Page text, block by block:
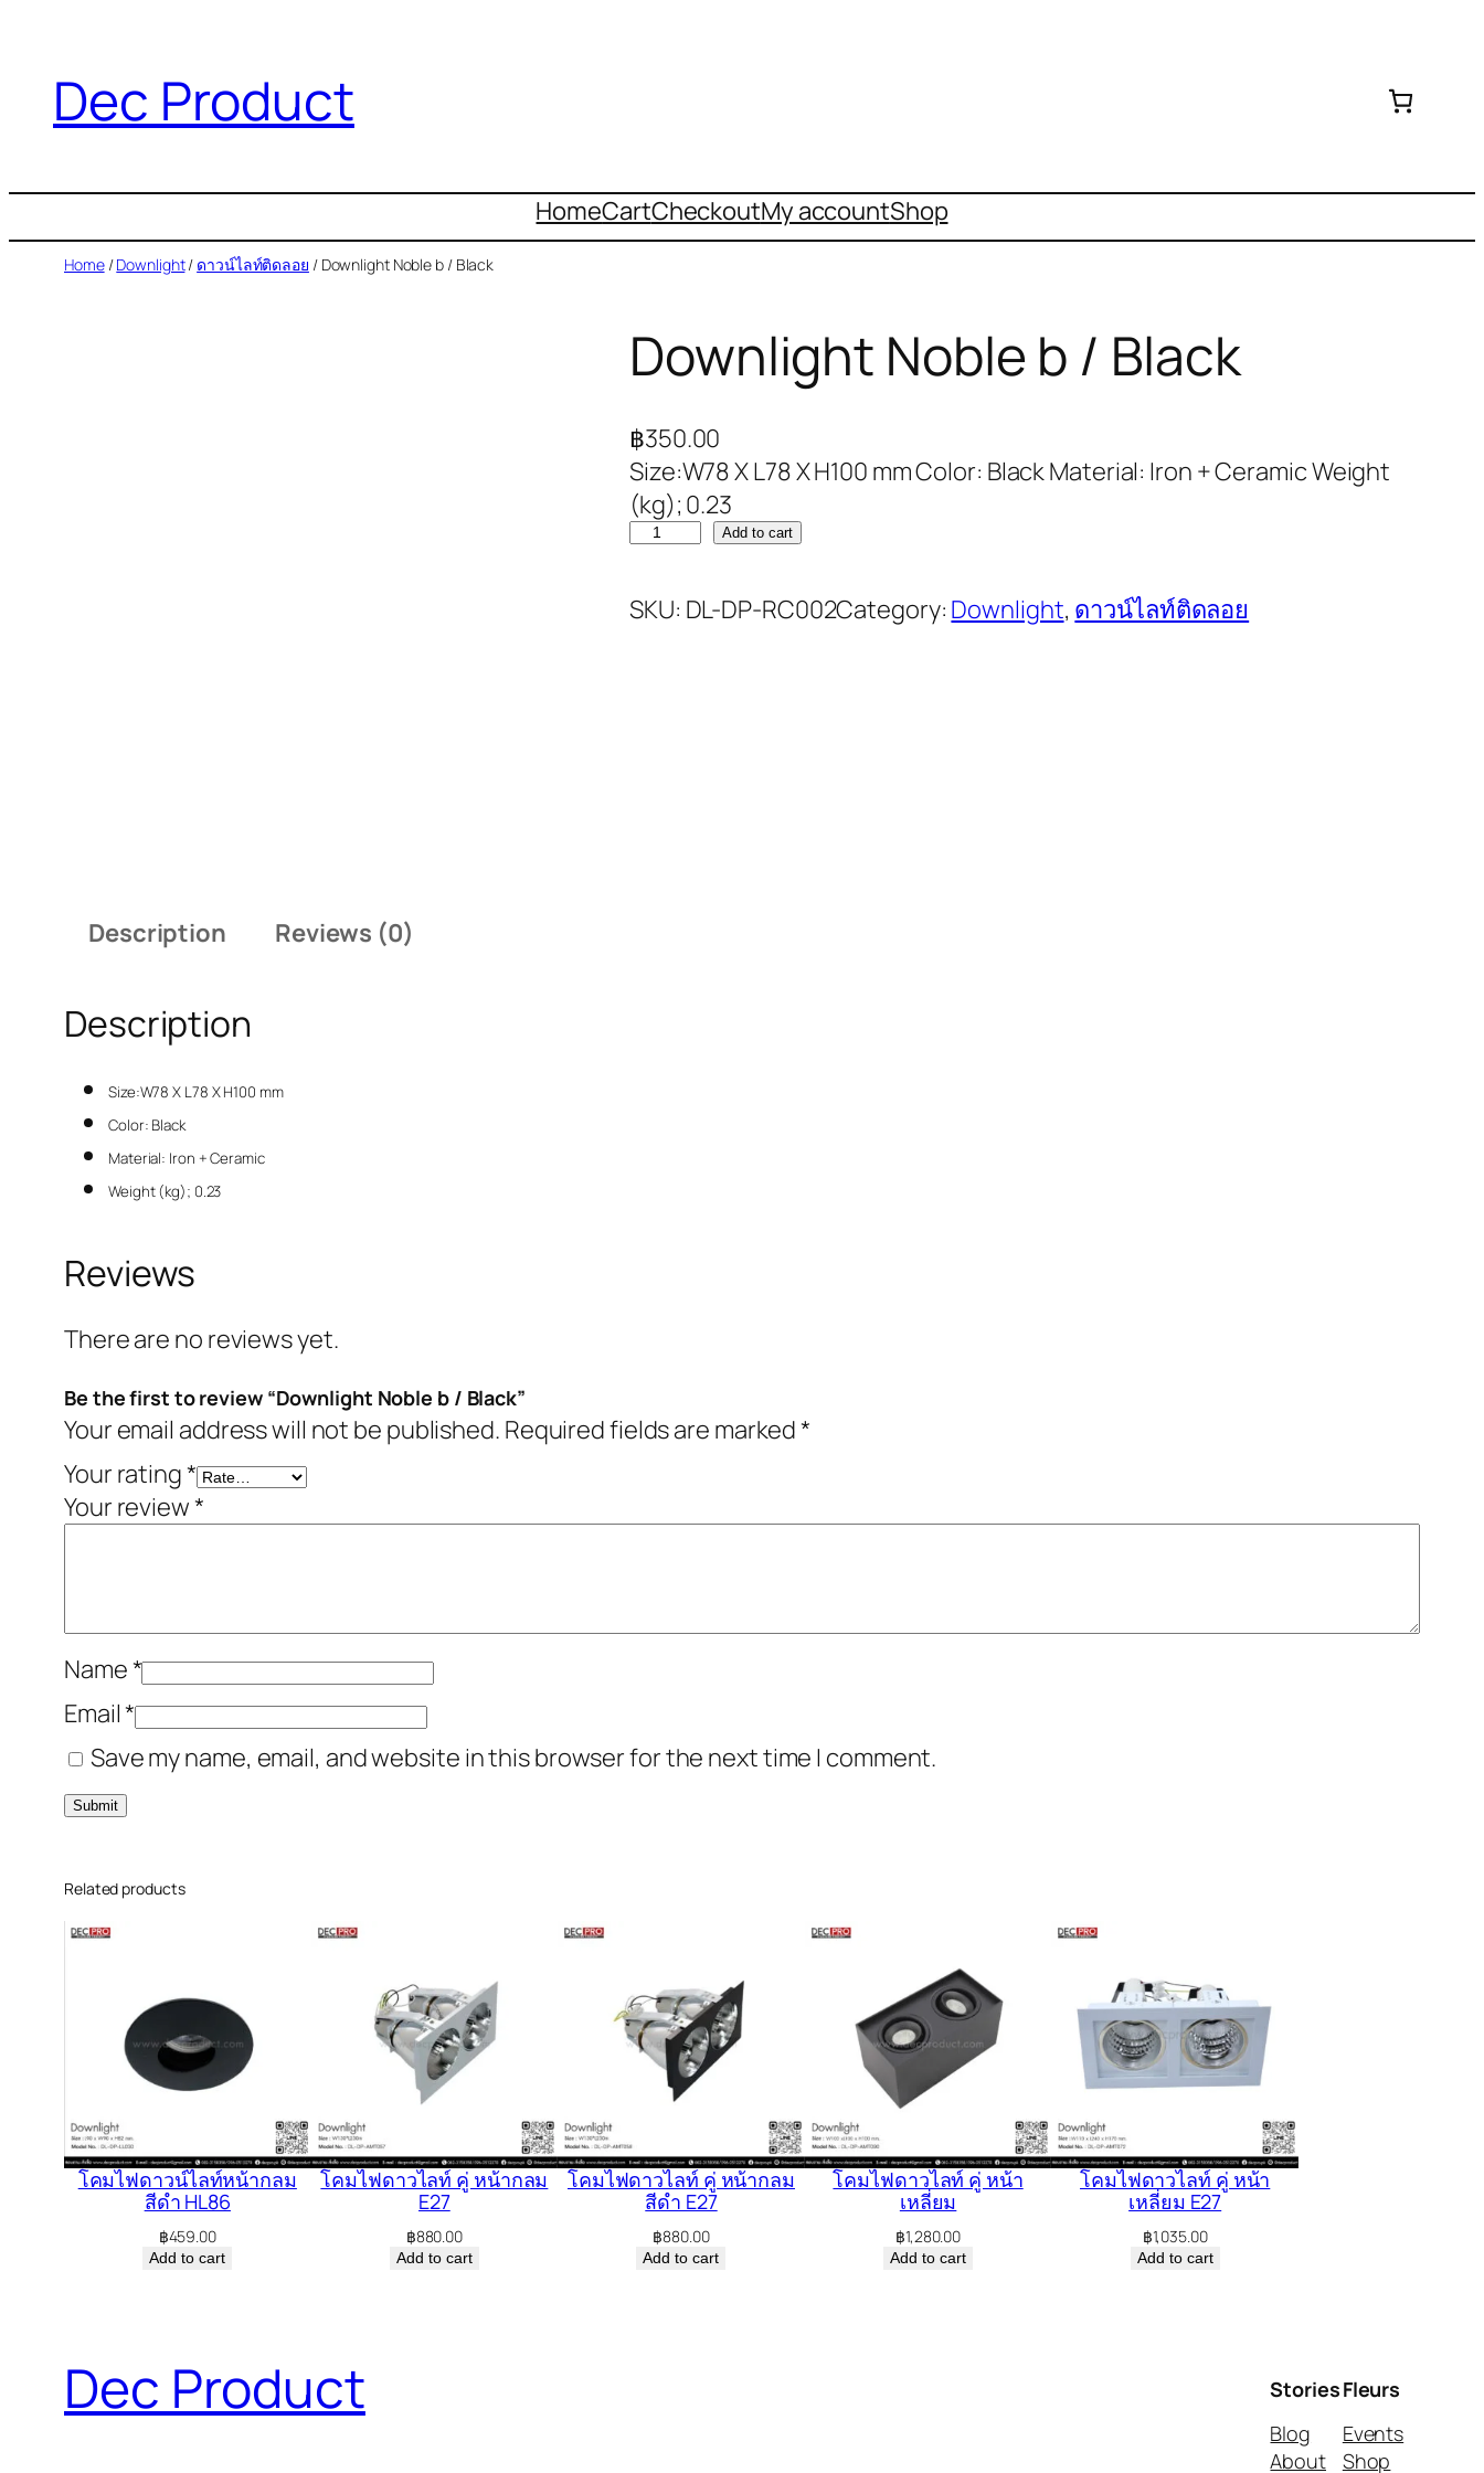
Dec Product
HomeCartCheckoutMy accountShop
Home/Downlight/ ดาวน์ไลท์ติดลอย / Downlight Noble b / Black
Downlight Noble b / Black
฿350.00
Size:W78 X L78 X H100 mm Color: Black Material: Iron + Ceramic Weight
(kg); 0.23
Add to cart
SKU: DL-DP-RC002Category: Downlight, ดาวน์ไลท์ติดลอย
Description Reviews (0)
Description
Size:W78 X L78 X H100 mm
Color: Black
Material: Iron + Ceramic
Weight (kg); 0.23
Reviews
There are no reviews yet.
Be the first to review “Downlight Noble b / Black”
Your email address will not be published. Required fields are marked*
Your rating*
Your review*
Name*
Email*
Save my name, email, and website in this browser for the next time I comment.
Related products
โคมไฟดาวน์ไลท์หน้ากลม
สีดำ HL86
฿459.00
Add to cart
โคมไฟดาวไลท์ คู่ หน้ากลม
E27
฿880.00
Add to cart
โคมไฟดาวไลท์ คู่ หน้ากลม
สีดำ E27
฿880.00
Add to cart
โคมไฟดาวไลท์ คู่ หน้า
เหลี่ยม
฿1,280.00
Add to cart
โคมไฟดาวไลท์ คู่ หน้า
เหลี่ยม E27
฿1,035.00
Add to cart
Dec Product
Stories
Blog
About
Fleurs
Events
Shop